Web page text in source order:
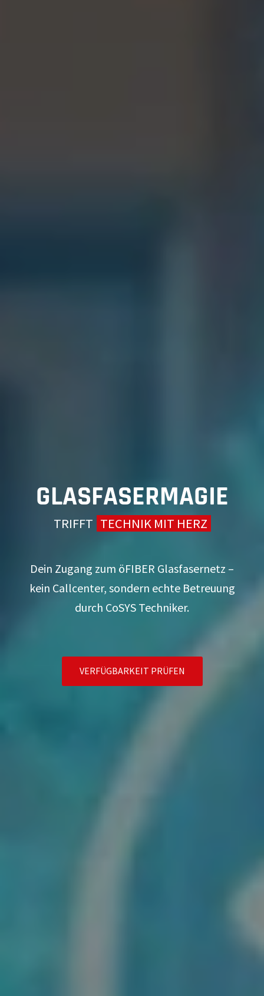
GLASFASERMAGIE
TRIFFT TECHNIK MIT HERZ
Dein Zugang zum öFIBER Glasfasernetz –
kein Callcenter, sondern echte Betreuung
durch CoSYS Techniker.
VERFÜGBARKEIT PRÜFEN